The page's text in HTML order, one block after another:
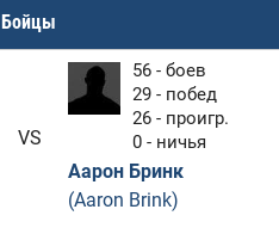
Бойцы
VS
56 - боев
29 - побед
26 - проигр.
0 - ничья
Аарон Бринк
(Aaron Brink)